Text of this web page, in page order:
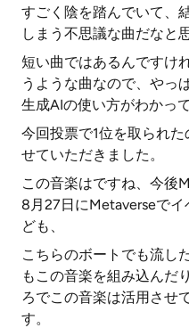
すごく陰を踏んでいて、
しまう不思議な曲だなと
短い曲ではあるんですけ
うような曲なので、やっ
生成AIの使い方がわかっ
今回投票で1位を取られ
せていただきました。
この音楽はですね、今後
8月27日にMetaverseで
ども、
こちらのボートでも流し
もこの音楽を組み込んだ
ろでこの音楽は活用させ
す。